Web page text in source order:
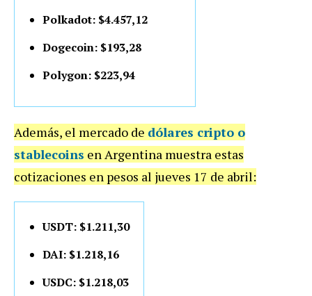
Polkadot: $4.457,12
Dogecoin: $193,28
Polygon: $223,94
Además, el mercado de dólares cripto o
stablecoins en Argentina muestra estas
cotizaciones en pesos al jueves 17 de abril:
USDT: $1.211,30
DAI: $1.218,16
USDC: $1.218,03